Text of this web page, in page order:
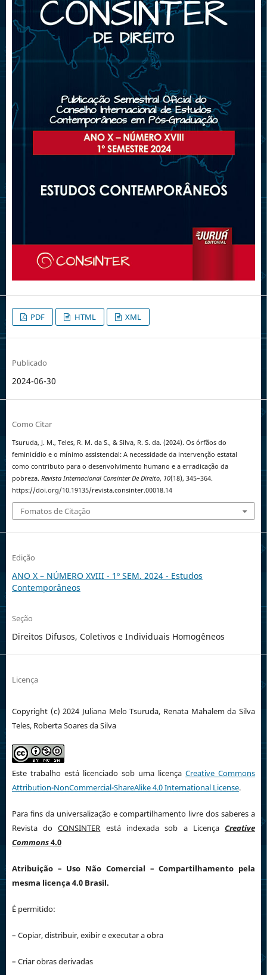
PDF HTML XML
Publicado
2024-06-30
Como Citar
Tsuruda, J. M., Teles, R. M. da S., & Silva, R. S. da. (2024). Os órfãos do
feminicídio e o mínimo assistencial: A necessidade da intervenção estatal
como contributo para o desenvolvimento humano e a erradicação da
pobreza. Revista Internacional Consinter De Direito, 10(18), 345–364.
https://doi.org/10.19135/revista.consinter.00018.14
Fomatos de Citação
Edição
ANO X – NÚMERO XVIII - 1º SEM. 2024 - Estudos
Contemporâneos
Seção
Direitos Difusos, Coletivos e Individuais Homogêneos
Licença
Copyright (c) 2024 Juliana Melo Tsuruda, Renata Mahalem da Silva
Teles, Roberta Soares da Silva
Este trabalho está licenciado sob uma licençaCreative Commons
Attribution-NonCommercial-ShareAlike 4.0 International License.
Para fins da universalização e compartilhamento livre dos saberes a
Revista doCONSINTER está indexada sob a LicençaCreative
Commons4.0
Atribuição – Uso Não Comercial – Compartilhamento pela
mesma licença 4.0 Brasil.
É permitido:
– Copiar, distribuir, exibir e executar a obra
– Criar obras derivadas